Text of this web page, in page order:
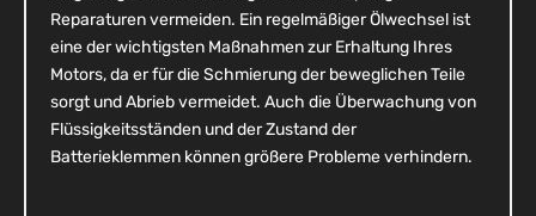
Reparaturen vermeiden. Ein regelmäßiger Ölwechsel ist
eine der wichtigsten Maßnahmen zur Erhaltung Ihres
Motors, da er für die Schmierung der beweglichen Teile
sorgt und Abrieb vermeidet. Auch die Überwachung von
Flüssigkeitsständen und der Zustand der
Batterieklemmen können größere Probleme verhindern.